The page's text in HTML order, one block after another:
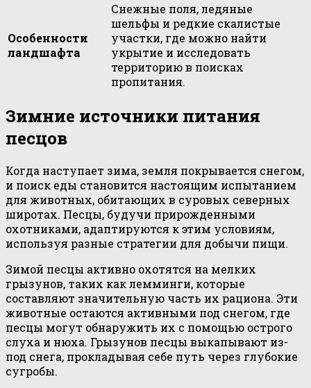
Особенности
ландшафта
Снежные поля, ледяные
шельфы и редкие скалистые
участки, где можно найти
укрытие и исследовать
территорию в поисках
пропитания.
Зимние источники питания
песцов
Когда наступает зима, земля покрывается снегом,
и поиск еды становится настоящим испытанием
для животных, обитающих в суровых северных
широтах. Песцы, будучи прирожденными
охотниками, адаптируются к этим условиям,
используя разные стратегии для добычи пищи.
Зимой песцы активно охотятся на мелких
грызунов, таких как лемминги, которые
составляют значительную часть их рациона. Эти
животные остаются активными под снегом, где
песцы могут обнаружить их с помощью острого
слуха и нюха. Грызунов песцы выкапывают из-
под снега, прокладывая себе путь через глубокие
сугробы.